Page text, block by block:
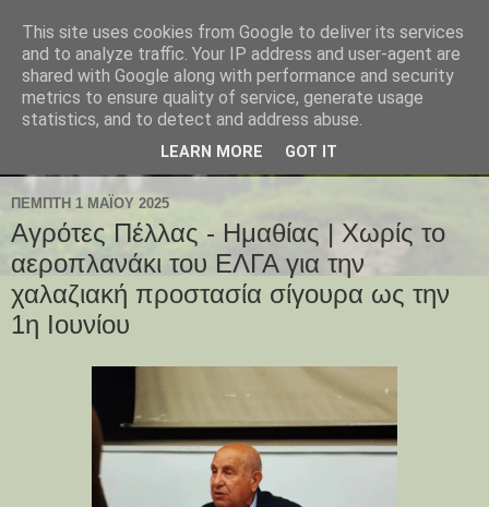
ΠΈΜΠΤΗ 1 ΜΑΪ́ΟΥ 2025
Αγρότες Πέλλας - Ημαθίας | Χωρίς το
αεροπλανάκι του ΕΛΓΑ για την
χαλαζιακή προστασία σίγουρα ως την
1η Ιουνίου
This site uses cookies from Google to deliver its services
and to analyze traffic. Your IP address and user-agent are
shared with Google along with performance and security
metrics to ensure quality of service, generate usage
statistics, and to detect and address abuse.
LEARN MORE GOT IT